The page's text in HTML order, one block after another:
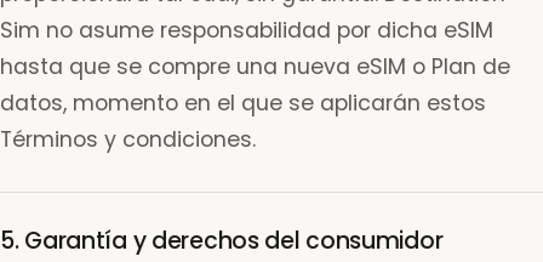
Sim no asume responsabilidad por dicha eSIM
hasta que se compre una nueva eSIM o Plan de
datos, momento en el que se aplicarán estos
Términos y condiciones.
5. Garantía y derechos del consumidor